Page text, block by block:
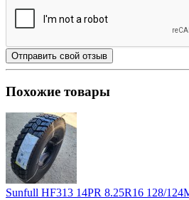
Отправить свой отзыв
Похожие товары
Sunfull HF313 14PR 8.25R16 128/